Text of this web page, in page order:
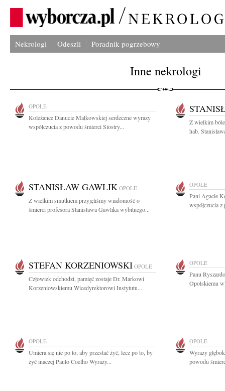
Nekrologi Odeszli Poradnik pogrzebowy
Inne nekrologi
OPOLE
Koleżance Danucie Małkowskiej serdeczne wyrazy
współczucia z powodu śmierci Siostry...
Z wielkim
hab.
STANISŁAW GAWLIK OPOLE
Z wielkim smutkiem przyjęliśmy wiadomość o
śmierci profesora Stanisława Gawlika wybitnego...
OPOLE
Pani Agacie
współczucia
STEFAN KORZENIOWSKI OPOLE
Człowiek odchodzi, pamięć zostaje Dr. Markowi
Korzeniowskiemu Wicedyrektorowi Instytutu...
OPOLE
Panu
Opolskiemu
OPOLE
Umiera się nie po to, aby przestać żyć, lecz po to, by
żyć inaczej Paulo Coelho Wyrazy...
OPOLE
Wyrazy
powodu